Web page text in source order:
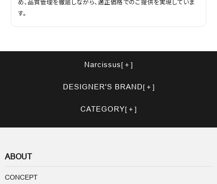
め、品質管理を徹底しながら、適正価格でのご提供を実現していま
す。
Narcissus
DESIGNER'S BRAND
CATEGORY
ABOUT
CONCEPT